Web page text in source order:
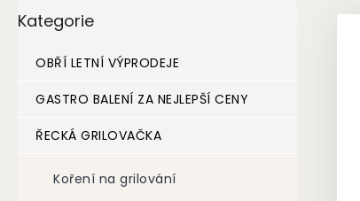
o
kategorie
Kategorie
OBŘÍ LETNÍ VÝPRODEJE
GASTRO BALENÍ ZA NEJLEPŠÍ CENY
ŘECKÁ GRILOVAČKA
Koření na grilování